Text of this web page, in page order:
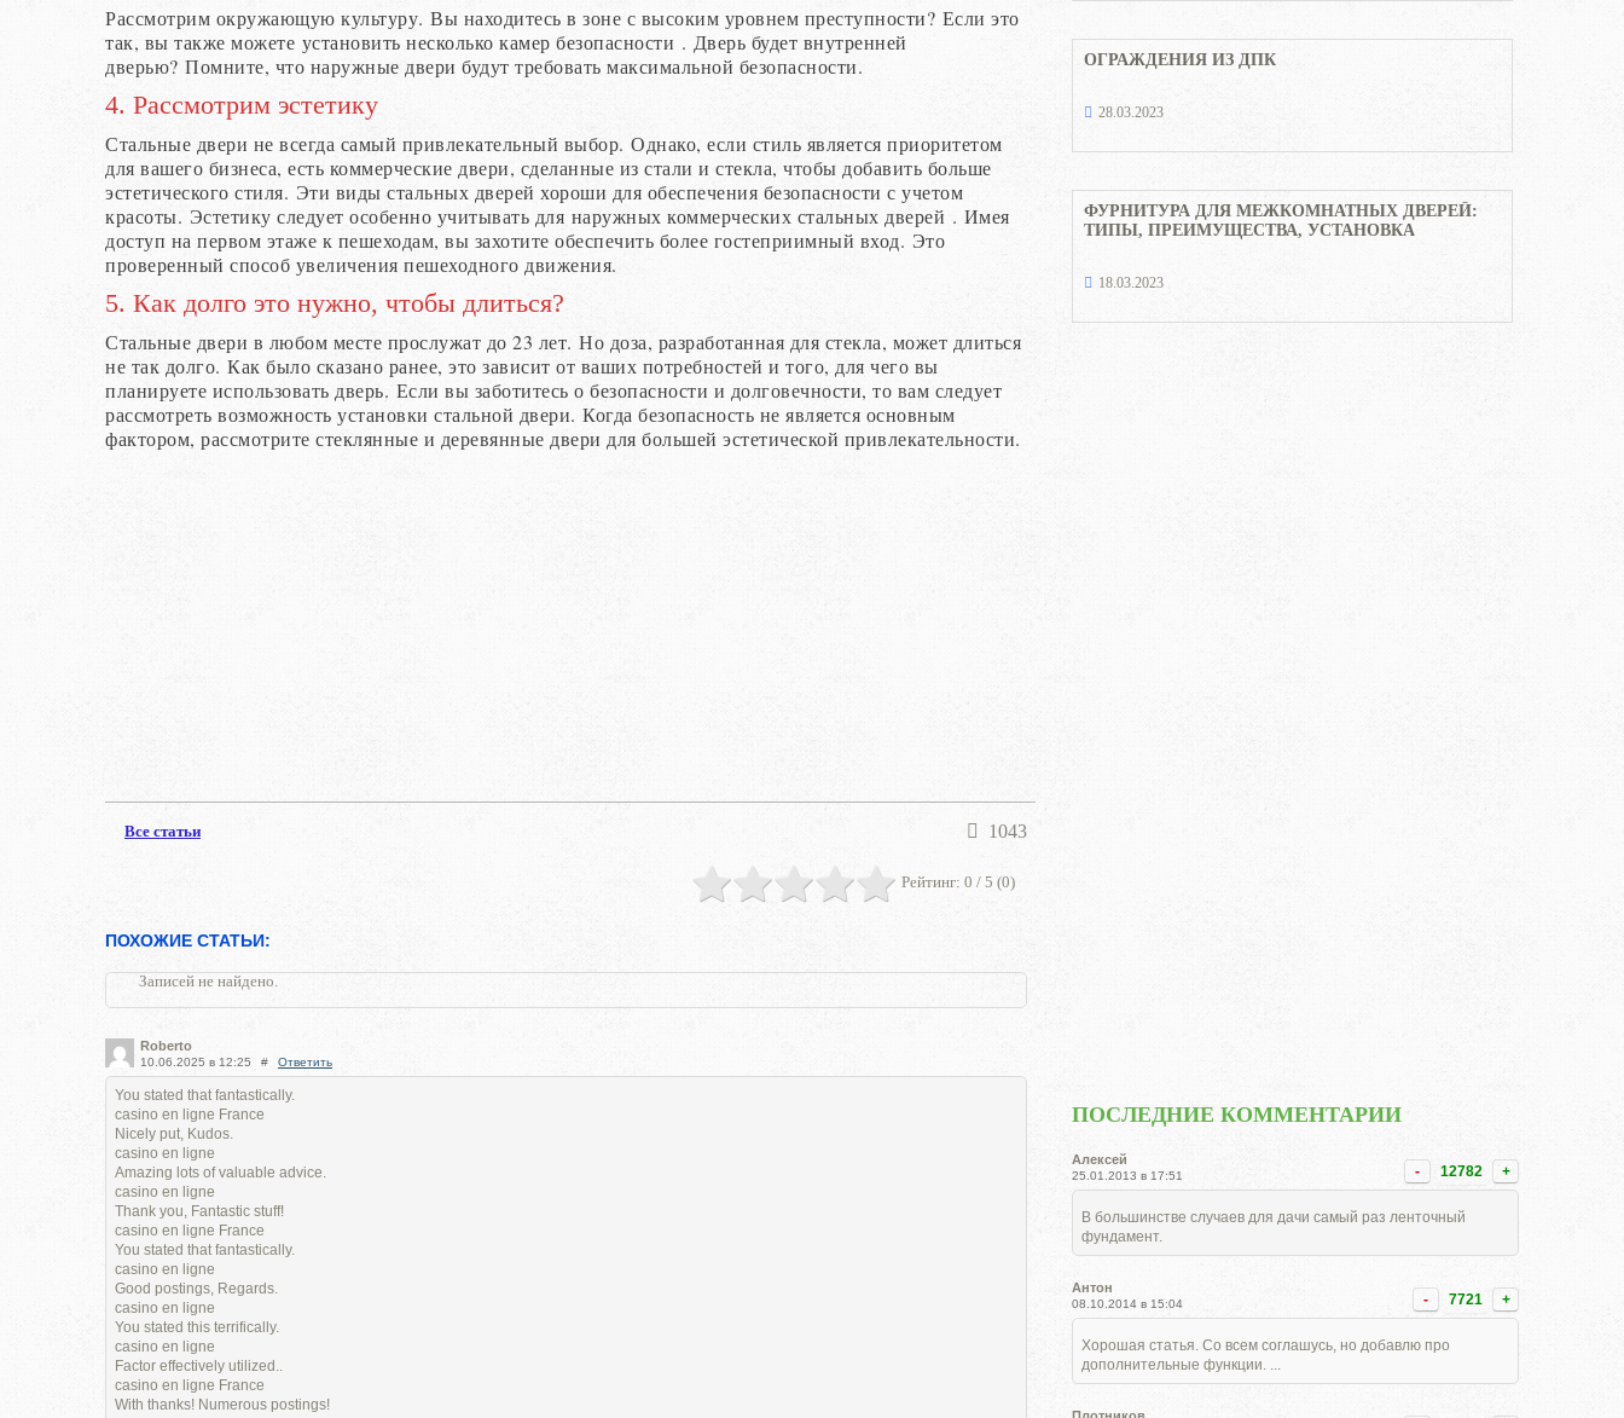
Рассмотрим окружающую культуру. Вы находитесь в зоне с высоким уровнем преступности? Если это
так, вы также можете установить несколько камер безопасности . Дверь будет внутренней
дверью? Помните, что наружные двери будут требовать максимальной безопасности.
4. Рассмотрим эстетику
Стальные двери не всегда самый привлекательный выбор. Однако, если стиль является приоритетом
для вашего бизнеса, есть коммерческие двери, сделанные из стали и стекла, чтобы добавить больше
эстетического стиля. Эти виды стальных дверей хороши для обеспечения безопасности с учетом
красоты. Эстетику следует особенно учитывать для наружных коммерческих стальных дверей . Имея
доступ на первом этаже к пешеходам, вы захотите обеспечить более гостеприимный вход. Это
проверенный способ увеличения пешеходного движения.
5. Как долго это нужно, чтобы длиться?
Стальные двери в любом месте прослужат до 23 лет. Но доза, разработанная для стекла, может длиться
не так долго. Как было сказано ранее, это зависит от ваших потребностей и того, для чего вы
планируете использовать дверь. Если вы заботитесь о безопасности и долговечности, то вам следует
рассмотреть возможность установки стальной двери. Когда безопасность не является основным
фактором, рассмотрите стеклянные и деревянные двери для большей эстетической привлекательности.
Все статьи 1043
Рейтинг: 0 / 5 (0)
ПОХОЖИЕ СТАТЬИ:
Записей не найдено.
Roberto
10.06.2025 в 12:25 # Ответить
You stated that fantastically.
casino en ligne France
Nicely put, Kudos.
casino en ligne
Amazing lots of valuable advice.
casino en ligne
Thank you, Fantastic stuff!
casino en ligne France
You stated that fantastically.
casino en ligne
Good postings, Regards.
casino en ligne
You stated this terrifically.
casino en ligne
Factor effectively utilized..
casino en ligne France
With thanks! Numerous postings!
ОГРАЖДЕНИЯ ИЗ ДПК
28.03.2023
ФУРНИТУРА ДЛЯ МЕЖКОМНАТНЫХ ДВЕРЕЙ:
ТИПЫ, ПРЕИМУЩЕСТВА, УСТАНОВКА
18.03.2023
ПОСЛЕДНИЕ КОММЕНТАРИИ
- 12782 +
Алексей
25.01.2013 в 17:51
В большинстве случаев для дачи самый раз ленточный
фундамент.
- 7721 +
Антон
08.10.2014 в 15:04
Хорошая статья. Со всем соглашусь, но добавлю про
дополнительные функции. ...